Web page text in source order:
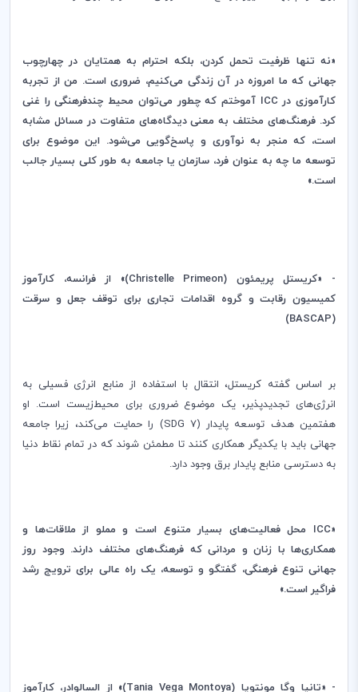
«نه تنها ظرفیت تحمل کردن، بلکه احترام به همتایان‌ در چهارچوب
جهانی که ما امروزه در آن زندگی می‌کنیم، ضروری است. من از تجربه
کارآموزی در ICCآموختم که چطور می‌توان محیط چندفرهنگی را غنی
کرد. فرهنگ‌های مختلف به معنی دیدگاه‌های متفاوت در مسائل مشابه
است، که منجر به نوآوری و پاسخ‌گویی می‌شود. این موضوع برای
توسعه ما چه به عنوان فرد، سازمان یا جامعه به طور کلی بسیار جالب
است.»
- «کریستل پریمئون (Christelle Primeon)» از فرانسه، کارآموز
کمیسیون رقابت و گروه اقدامات تجاری برای توقف جعل و سرقت
(
BASCAP
)
بر اساس گفته کریستل، انتقال با استفاده از منابع انرژی فسیلی به
انرژی‌های تجدید‌پذیر، یک موضوع ضروری برای محیط‌زیست است. او
هفتمین هدف توسعه پایدار ((SDG 7 را حمایت می‌کند، زیرا جامعه
جهانی باید با یکدیگر همکاری کنند تا مطمئن شوند که در تمام نقاط دنیا
به دسترسی منابع پایدار برق وجود دارد.
«
ICC محل فعالیت‌های بسیار متنوع است و مملو از ملاقات‌ها و
همکاری‌ها با زنان و مردانی که فرهنگ‌های مختلف دارند. وجود روز
جهانی تنوع فرهنگی، گفتگو و توسعه، یک راه عالی برای ترویج رشد
فراگیر است.»
- «تانیا وگا مونتویا (Tania Vega Montoya)» از السالوادر، کارآموز